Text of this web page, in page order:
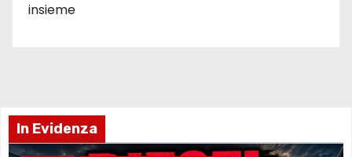
insieme
In Evidenza